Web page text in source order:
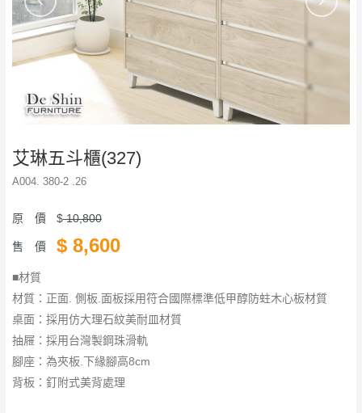
艾琳五斗櫃(327)
A004. 380-2 .26
原 價 $10,800
售 價 $ 8,600
■材質
材質：正面. 側板.面板採用符合國際標準低甲醇防蛀木心板材質
桌面：採用仿大理石紋美耐皿材質
抽屜：採用台灣製鋼珠滑軌
腳座：為夾板.下緣腳高8cm
背板：釘附式美背處理